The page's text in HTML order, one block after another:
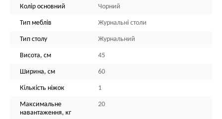
Колір основний Чорний
Тип меблів Журнальні столи
Тип столу Журнальний
Висота, см 45
Ширина, см 60
Кількість ніжок 1
Максимальне
навантаження, кг
20